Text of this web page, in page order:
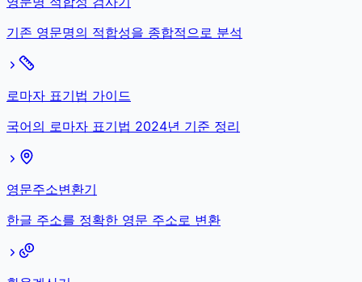
기존 영문명의 적합성을 종합적으로 분석
로마자 표기법 가이드
국어의 로마자 표기법 2024년 기준 정리
영문주소변환기
한글 주소를 정확한 영문 주소로 변환